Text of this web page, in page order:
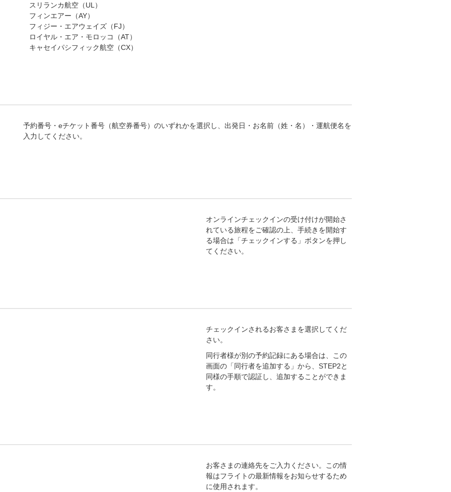
スリランカ航空（UL）
フィンエアー（AY）
フィジー・エアウェイズ（FJ）
ロイヤル・エア・モロッコ（AT）
キャセイパシフィック航空（CX）
予約番号・eチケット番号（航空券番号）のいずれかを選択し、出発日・お名前（姓・名）・運航便名を
入力してください。
オンラインチェックインの受け付けが開始さ
れている旅程をご確認の上、手続きを開始す
る場合は「チェックインする」ボタンを押し
てください。
チェックインされるお客さまを選択してくだ
さい。
同行者様が別の予約記録にある場合は、この
画面の「同行者を追加する」から、STEP2と
同様の手順で認証し、追加することができま
す。
お客さまの連絡先をご入力ください。この情
報はフライトの最新情報をお知らせするため
に使用されます。